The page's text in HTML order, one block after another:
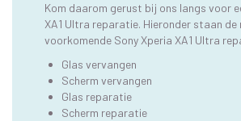
Kom daarom gerust bij ons langs voor
XA1 Ultra reparatie. Hieronder staan de
voorkomende Sony Xperia XA1 Ultra
Glas vervangen
Scherm vervangen
Glas reparatie
Scherm reparatie